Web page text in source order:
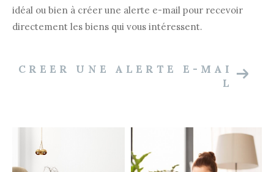
idéal ou bien à créer une alerte e-mail pour recevoir
directement les biens qui vous intéressent.
CREER UNE ALERTE E-MAI
L